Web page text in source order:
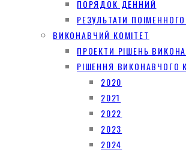
ПОРЯДОК ДЕННИЙ
РЕЗУЛЬТАТИ
ВИКОНАВЧИЙ КОМІТЕТ
ПРОЕКТИ РІШЕНЬ
РІШЕННЯ ВИКОНАВЧОГО
2020
2021
2022
2023
2024